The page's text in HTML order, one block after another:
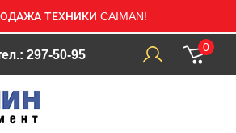
ТЕХНИКИ CAIMAN!
297-50-95
0